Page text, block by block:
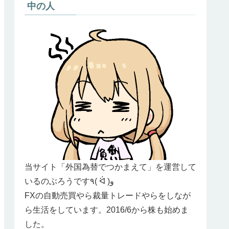
中の人
当サイト「外国為替でつかまえて」を運営して
いるのぶろうです٩( ᐛ )و
FXの自動売買やら裁量トレードやらをしなが
ら生活をしています。2016/6から株も始めま
した。